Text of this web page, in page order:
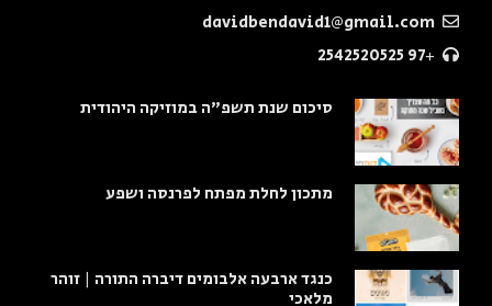
+97 2542520525
סיכום שנת תשפ"ה במוזיקה היהודית
מתכון לחלת מפתח לפרנסה ושפע
כנגד ארבעה אלבומים דיברה התורה | זוהר
מלאכי